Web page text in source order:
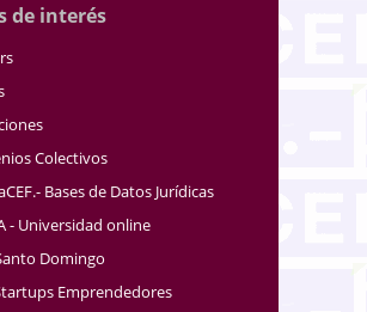
de interés
Colectivos
Bases de Datos Jurídicas
- Universidad online
Domingo
Emprendedores